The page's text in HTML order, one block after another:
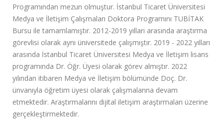
Programından mezun olmuştur. İstanbul Ticaret Üniversitesi
Medya ve İletişim Çalışmaları Doktora Programını TUBİTAK
Bursu ile tamamlamıştır. 2012-2019 yılları arasında araştırma
görevlisi olarak aynı üniversitede çalışmıştır. 2019 - 2022 yılları
arasında İstanbul Ticaret Üniversitesi Medya ve İletişim lisans
programında Dr. Öğr. Üyesi olarak görev almıştır. 2022
yılından itibaren Medya ve İletişim bölümünde Doç. Dr.
ünvanıyla öğretim üyesi olarak çalışmalarına devam
etmektedir. Araştırmalarını dijital iletişim araştırmaları üzerine
gerçekleştirmektedir.